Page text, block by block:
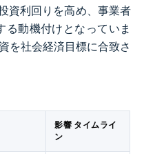
資利回りを高め、事業者
動機付けとなっていま
を社会経済目標に合致さ
影響 タイムライ
ン